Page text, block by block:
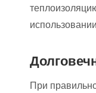
При